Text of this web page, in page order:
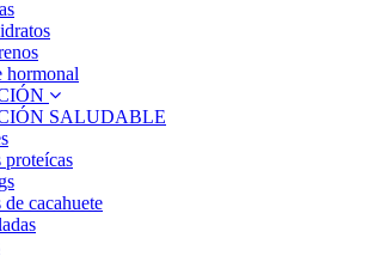
hormonal
SALUDABLE
proteícas
de cacahuete